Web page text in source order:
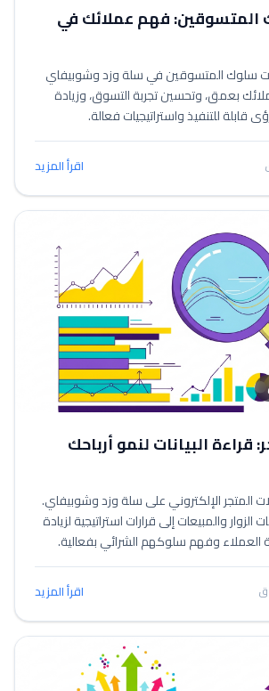
المتسوقين: فهم عملائك في
سلوك المتسوقين في سلة وزد وشوبيفاي
بعمق، وتحسين تجربة التسوق، وزيادة
قابلة للتنفيذ واستراتيجيات فعالة.
اقرأ المزيد
قراءة البيانات لنمو أرباحك
المتجر الإلكتروني على سلة وزد وشوبيفاي.
والمبيعات إلى قرارات استراتيجية لزيادة
العملاء وفهم سلوكهم الشرائي بفعالية.
اقرأ المزيد